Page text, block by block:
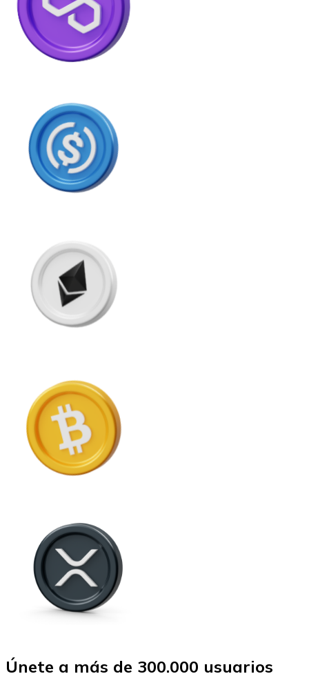
Únete a más de 300.000 usuarios